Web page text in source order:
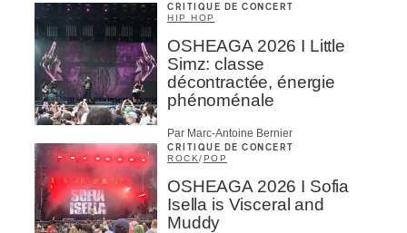
CRITIQUE DE CONCERT
HIP HOP
OSHEAGA 2026 I Little
Simz: classe
décontractée, énergie
phénoménale
Par Marc-Antoine Bernier
CRITIQUE DE CONCERT
ROCK/POP
OSHEAGA 2026 I Sofia
Isella is Visceral and
Muddy